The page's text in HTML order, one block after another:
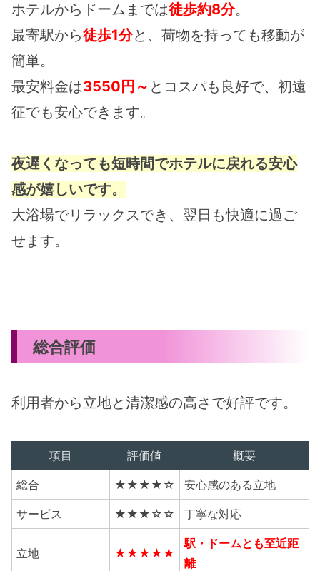
ホテルからドームまでは徒歩約8分。
最寄駅から徒歩1分と、荷物を持っても移動が
簡単。
最安料金は3550円～ とコスパも良好で、初遠
征でも安心できます。
夜遅くなっても短時間でホテルに戻れる安心
感が嬉しいです。
大浴場でリラックスでき、翌日も快適に過ご
せます。
総合評価
利用者から立地と清潔感の高さで好評です。
項目 評価値 概要
総合 ★★★★☆ 安心感のある立地
サービス ★★★☆☆ 丁寧な対応
立地 ★★★★★
駅・ドームとも至近距
離